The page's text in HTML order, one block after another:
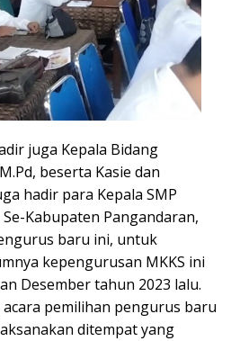
juga Kepala Bidang
beserta Kasie dan
hadir para Kepala SMP
Kabupaten Pangandaran,
baru ini, untuk
kepengurusan MKKS ini
Desember tahun 2023 lalu.
pemilihan pengurus baru
ditempat yang